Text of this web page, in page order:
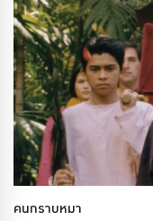
คนกราบหมา